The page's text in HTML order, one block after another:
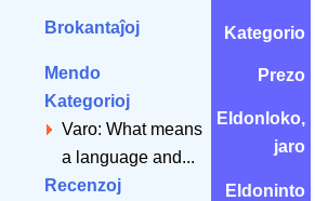
Brokantaĵoj
Mendo
Kategorioj
Varo: What means
a language and...
Recenzoj
Kategorio
Prezo
Eldonloko,
jaro
Eldoninto